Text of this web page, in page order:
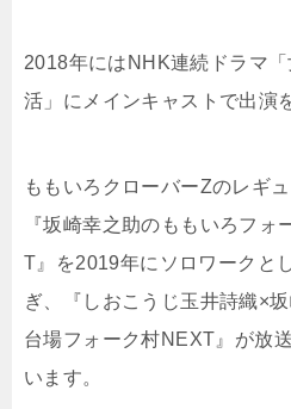
2018年にはNHK連続ドラマ
活」にメインキャストで出演
ももいろクローバーZのレギ
『坂崎幸之助のももいろフォ
T』を2019年にソロワークと
ぎ、『しおこうじ玉井詩織×
台場フォーク村NEXT』が放
います。